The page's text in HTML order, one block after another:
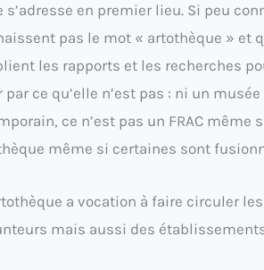
s’adresse en premier lieu. Si peu
pas le mot « artothèque » et
les rapports et les recherches
ce qu’elle n’est pas : ni un
ce n’est pas un FRAC
même si certaines sont
a vocation à faire circuler
mais aussi des